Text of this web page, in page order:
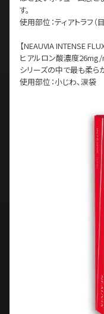
す。
使用部位：ティアトラフ
【NEAUVIA INTENSE FLUX
ヒアルロン酸濃度26mg/
シリーズの中で最も柔ら
使用部位：小じわ、涙袋